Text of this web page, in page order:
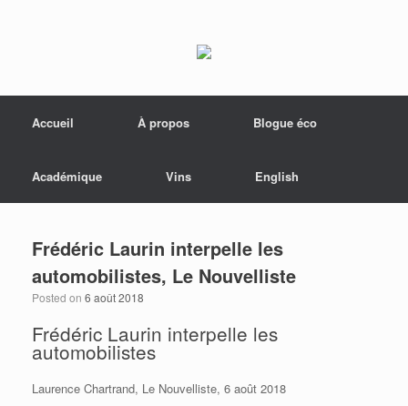
Accueil
À propos Blogue éco
Académique Vins English
Frédéric Laurin interpelle les
automobilistes, Le Nouvelliste
Posted on 6 août 2018
Frédéric Laurin interpelle les
automobilistes
Laurence Chartrand, Le Nouvelliste, 6 août 2018